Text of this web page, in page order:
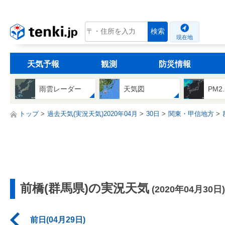
tenki.jp 検索
現在地
天気予報 観測 防災情報
雨雲レーダー 天気図
トップ 過去天気(実況天気)2020年04月 30日 関東・甲信地方
前橋(群馬県)の実況天気 (2020年04月30日)
前日(04月29日)